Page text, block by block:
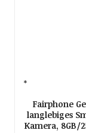
Fairphone
langlebiges
Kamera, 8GB/